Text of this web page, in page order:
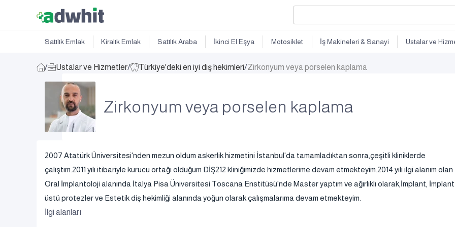
Satılık Emlak Kiralık Emlak Satılık Araba İkinci El Eşya Motosiklet İş Makineleri & Sanayi Ustalar ve
/ Ustalar ve Hizmetler/ Türkiye'deki en iyi diş hekimleri/Zirkonyum veya porselen kaplama
Zirkonyum veya porselen kaplama
2007 Atatürk Üniversitesi'nden mezun oldum askerlik hizmetini İstanbul'da tamamladıktan sonra,çeşitli kliniklerde
çalıştım.2011 yılı itibariyle kurucu ortağı olduğum DİŞ212 kliniğimizde hizmetlerime devam etmekteyim.2014 yılı ilgi alanım olan
Oral İmplantoloji alanında İtalya Pisa Üniversitesi Toscana Enstitüsü'nde Master yaptım ve ağırlıklı olarak,İmplant, İmplant
üstü protezler ve Estetik diş hekimliği alanında yoğun olarak çalışmalarıma devam etmekteyim.
İlgi alanları